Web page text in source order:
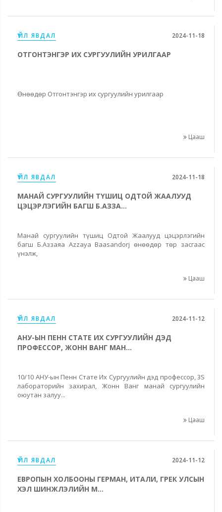
ҮЙЛ ЯВДАЛ 2024-11-18
ОТГОНТЭНГЭР ИХ СУРГУУЛИЙН УРИЛГААР
Өнөөдөр Отгонтэнгэр их сургуулийн урилгаар
Цааш
ҮЙЛ ЯВДАЛ 2024-11-18
МАНАЙ СУРГУУЛИЙН ТҮШИЦ ОДТОЙ ЖААЛУУД
ЦЭЦЭРЛЭГИЙН БАГШ Б.АЗЗА...
Манай сургуулийн түшиц Одтой Жаалууд цэцэрлэгийн
багш Б.Аззаяа Azzaya Baasandorj өнөөдөр төр засгаас
үнэлж,
Цааш
ҮЙЛ ЯВДАЛ 2024-11-12
АНУ-ЫН ПЕНН СТАТЕ ИХ СУРГУУЛИЙН ДЭД
ПРОФЕССОР, ЖОНН ВАНГ МАН...
10/10 АНУ-ын Пенн Стате Их Сургуулийн дэд профессор, 3S
лабораторийн захирал, Жонн Ванг манай сургуулийн
оюутан залуу...
Цааш
ҮЙЛ ЯВДАЛ 2024-11-12
ЕВРОПЫН ХОЛБООНЫ ГЕРМАН, ИТАЛИ, ГРЕК УЛСЫН
ХЭЛ ШИНЖЛЭЛИЙН М...